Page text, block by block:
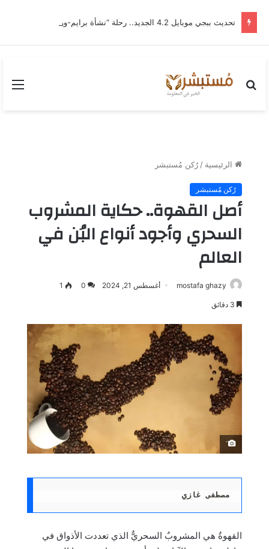
بحث
الرئيسية / رُكن مُستبشر
رُكن مُستبشر
أصل القهوة.. حكاية المشروب
السحري وأجود أنواع البُن في
العالم
mostafa ghazy أغسطس 21, 2024 0
1
َ
مصطفى غازي
القهوةُ هي المشروبٌ السحريٌّ الذي تعددت الأذواق في